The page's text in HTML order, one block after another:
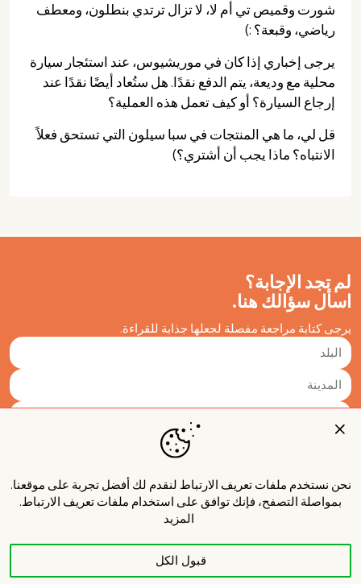
شورت وقميص تي أم لا، لا تزال ترتدي بنطلون، ومعطف
رياضي، وقبعة؟ :)
يرجى إخباري إذا كان في موريشيوس، عند استئجار سيارة
محلية مع وديعة، يتم الدفع نقدًا. هل ستُعاد أيضًا نقدًا عند
إرجاع السيارة؟ أو كيف تعمل هذه العملية؟
قل لي، ما هي المنتجات في سبا سيلون التي تستحق فعلاً
الانتباه؟ ماذا يجب أن أشتري؟)
لم تجد الإجابة؟
اسأل سؤالك هنا.
يرجى كتابة مراجعة مفصلة لجعلها جذابة للقراءة.
نشر
نحن نستخدم ملفات تعريف الارتباط لنقدم لك أفضل تجربة على موقعنا.
بمواصلة التصفح، فإنك توافق على استخدام ملفات تعريف الارتباط.
المزيد
قبول الكل